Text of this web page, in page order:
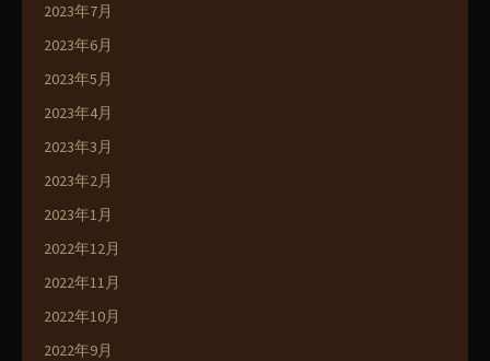
2023年7月
2023年6月
2023年5月
2023年4月
2023年3月
2023年2月
2023年1月
2022年12月
2022年11月
2022年10月
2022年9月